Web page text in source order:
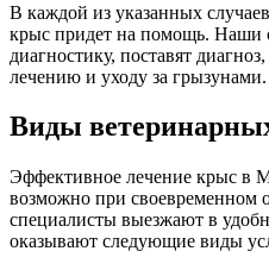
В каждой из указанных
крыс придет на помощь. Наши
диагностику, поставят
лечению и уходу за грызунами.
Виды
Эффективное лечение крыс в
возможно при
специалисты выезжают в
оказывают следующие виды